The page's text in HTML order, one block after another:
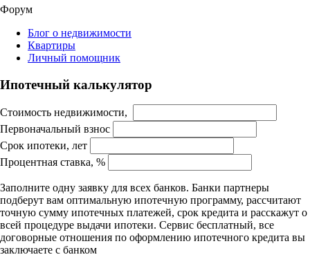
Форум
Блог о недвижимости
Квартиры
Личный помощник
Ипотечный калькулятор
Стоимость недвижимости,
Первоначальный взнос
Срок ипотеки, лет
Процентная ставка, %
Заполните одну заявку для всех банков. Банки партнеры
подберут вам оптимальную ипотечную программу, рассчитают
точную сумму ипотечных платежей, срок кредита и расскажут о
всей процедуре выдачи ипотеки. Сервис бесплатный, все
договорные отношения по оформлению ипотечного кредита вы
заключаете с банком